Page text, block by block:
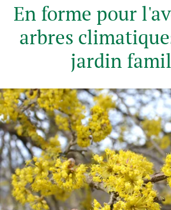
En forme pour
arbres
jardin